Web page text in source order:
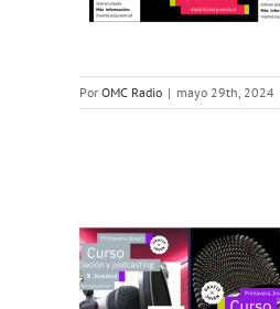
Por OMC Radio | mayo 29th, 2024